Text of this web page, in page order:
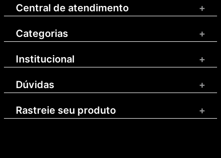
Central de atendimento +
Categorias +
Institucional +
Dúvidas +
Rastreie seu produto +